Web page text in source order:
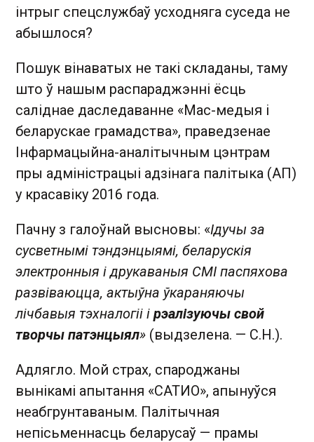
інтрыг спецслужбаў усходняга суседа не
абышлося?
Пошук вінаватых не такі складаны, таму
што ў нашым распараджэнні ёсць
саліднае даследаванне «Мас-медыя і
беларускае грамадства», праведзенае
Інфармацыйна-­аналітычным цэнтрам
пры адміністрацыі адзінага палітыка (АП)
у красавіку 2016 года.
Пачну з галоўнай высновы: «Ідучы за
сусветнымі тэндэнцыямі, беларускія
электронныя і друкаваныя СМІ паспяхова
развіваюцца, актыўна ўкараняючы
лічбавыя тэхналогіі і рэалізуючы свой
творчы патэнцыял» (выдзелена. — С.Н.).
Адлягло. Мой страх, спароджаны
вынікамі апытання «САТИО», апынуўся
неабгрунтаваным. Палітычная
непісьменнасць беларусаў — прамы